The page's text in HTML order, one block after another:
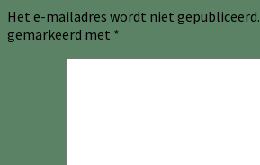
Het e-mailadres wordt niet gepubliceerd.
gemarkeerd met *